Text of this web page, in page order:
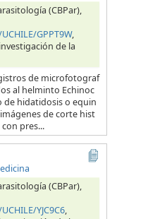
(CBPar),
GPPT9W,
de la
de microfotograf
al helminto Echinoc
de hidatidosis o equin
de corte hist
pres...
(CBPar),
YJC9C6,